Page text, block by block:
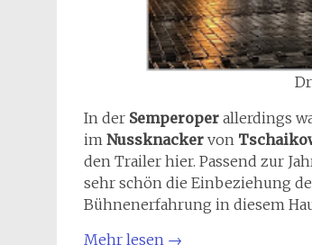
In der Semperoper allerdings
im Nussknacker von
den Trailer hier. Passend zur
sehr schön die Einbeziehung
Bühnenerfahrung in diesem
Mehr lesen →